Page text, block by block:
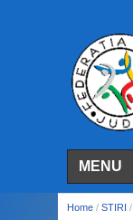
MENU
Home / STIRI /